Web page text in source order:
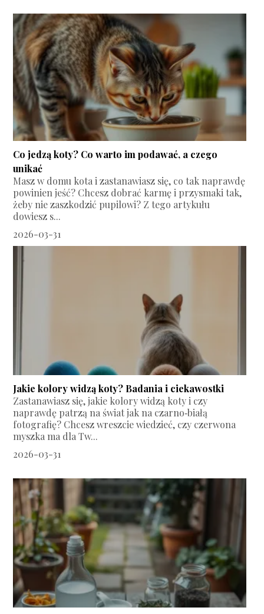
Co jedzą koty? Co warto im podawać, a czego
unikać
Masz w domu kota i zastanawiasz się, co tak naprawdę
powinien jeść? Chcesz dobrać karmę i przysmaki tak,
żeby nie zaszkodzić pupilowi? Z tego artykułu
dowiesz s...
2026-03-31
Jakie kolory widzą koty? Badania i ciekawostki
Zastanawiasz się, jakie kolory widzą koty i czy
naprawdę patrzą na świat jak na czarno‑białą
fotografię? Chcesz wreszcie wiedzieć, czy czerwona
myszka ma dla Tw...
2026-03-31